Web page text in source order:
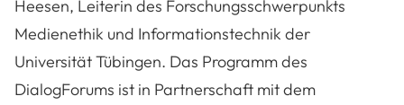
Heesen, Leiterin des Forschungsschwerpunkts
Medienethik und Informationstechnik der
Universität Tübingen. Das Programm des
DialogForums ist in Partnerschaft mit dem